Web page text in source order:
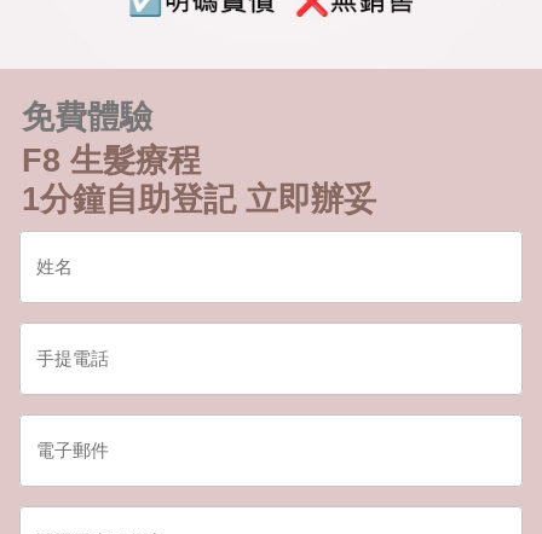
免費體驗
F8 生髮療程
1分鐘自助登記 立即辦妥